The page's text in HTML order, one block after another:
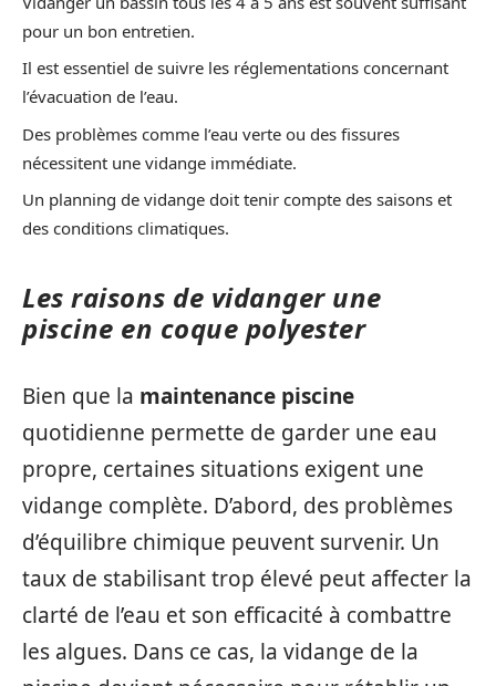
pour un bon entretien.
Il est essentiel de suivre les réglementations concernant
l’évacuation de l’eau.
Des problèmes comme l’eau verte ou des fissures
nécessitent une vidange immédiate.
Un planning de vidange doit tenir compte des saisons et
des conditions climatiques.
Les raisons de vidanger une
piscine en coque polyester
Bien que la maintenance piscine
quotidienne permette de garder une eau
propre, certaines situations exigent une
vidange complète. D’abord, des problèmes
d’équilibre chimique peuvent survenir. Un
taux de stabilisant trop élevé peut affecter la
clarté de l’eau et son efficacité à combattre
les algues. Dans ce cas, la vidange de la